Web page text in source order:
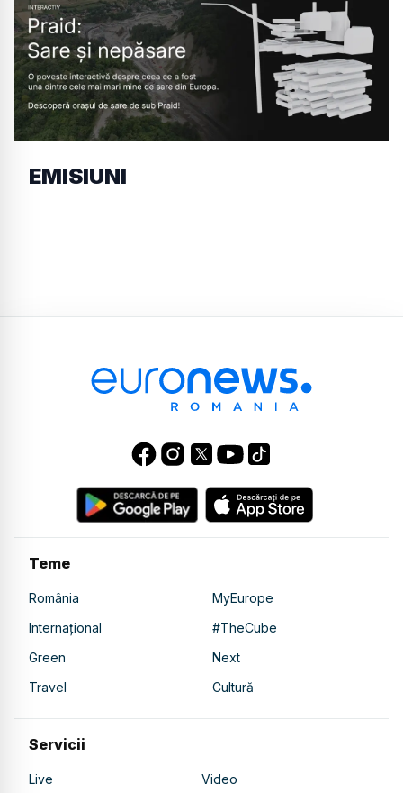
EMISIUNI
Teme
România
MyEurope
Internațional
#TheCube
Green
Next
Travel
Cultură
Servicii
Live Video